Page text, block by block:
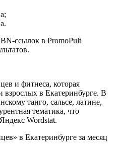
ссылок в PromoPult
и фитнеса, которая
взрослых в Екатеринбурге. В
танго, сальсе, латине,
тематика, что
Wordstat.
в Екатеринбурге за месяц